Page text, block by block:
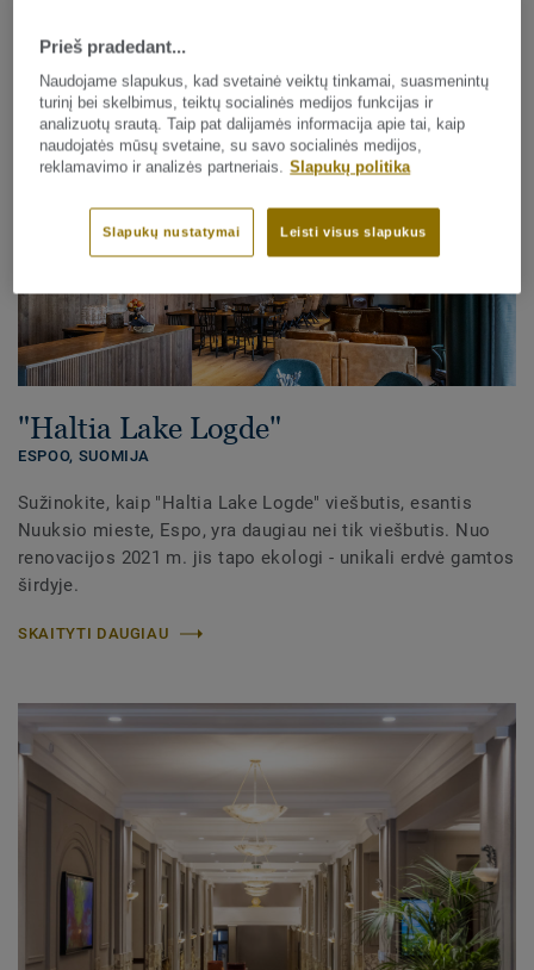
Susipažinkite su 23 įgyvendintais projektais
"Haltia Lake Logde"
ESPOO, SUOMIJA
Sužinokite, kaip "Haltia Lake Logde" viešbutis, esantis
Nuuksio mieste, Espo, yra daugiau nei tik viešbutis. Nuo
renovacijos 2021 m. jis tapo ekologi - unikali erdvė gamtos
širdyje.
SKAITYTI DAUGIAU
Prieš pradedant...
Naudojame slapukus, kad svetainė veiktų tinkamai, suasmenintų
turinį bei skelbimus, teiktų socialinės medijos funkcijas ir
analizuotų srautą. Taip pat dalijamės informacija apie tai, kaip
naudojatės mūsų svetaine, su savo socialinės medijos,
reklamavimo ir analizės partneriais. Slapukų politika
Leisti visus slapukus
Slapukų nustatymai